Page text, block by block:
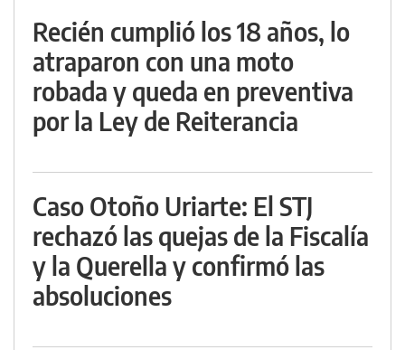
Recién cumplió los 18 años, lo
atraparon con una moto
robada y queda en preventiva
por la Ley de Reiterancia
Caso Otoño Uriarte: El STJ
rechazó las quejas de la Fiscalía
y la Querella y confirmó las
absoluciones